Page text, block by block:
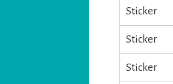
Sticker
Sticker
Sticker